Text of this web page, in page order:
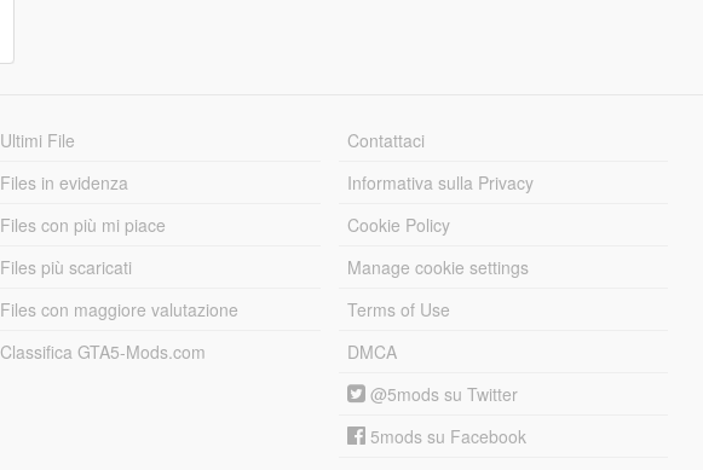
Ultimi File
Files in evidenza
Files con più mi piace
Files più scaricati
Files con maggiore valutazione
Classifica GTA5-Mods.com
Contattaci
Informativa sulla Privacy
Cookie Policy
Manage cookie settings
Terms of Use
DMCA
@5mods su Twitter
5mods su Facebook